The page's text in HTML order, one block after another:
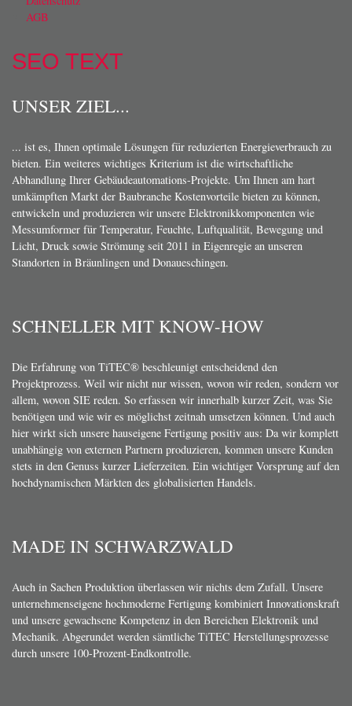
AGB
SEO TEXT
UNSER ZIEL...
... ist es, Ihnen optimale Lösungen für reduzierten Energieverbrauch zu
bieten. Ein weiteres wichtiges Kriterium ist die wirtschaftliche
Abhandlung Ihrer Gebäudeautomations-Projekte. Um Ihnen am hart
umkämpften Markt der Baubranche Kostenvorteile bieten zu können,
entwickeln und produzieren wir unsere Elektronikkomponenten wie
Messumformer für Temperatur, Feuchte, Luftqualität, Bewegung und
Licht, Druck sowie Strömung seit 2011 in Eigenregie an unseren
Standorten in Bräunlingen und Donaueschingen.
SCHNELLER MIT KNOW-HOW
Die Erfahrung von TiTEC® beschleunigt entscheidend den
Projektprozess. Weil wir nicht nur wissen, wovon wir reden, sondern vor
allem, wovon SIE reden. So erfassen wir innerhalb kurzer Zeit, was Sie
benötigen und wie wir es möglichst zeitnah umsetzen können. Und auch
hier wirkt sich unsere hauseigene Fertigung positiv aus: Da wir komplett
unabhängig von externen Partnern produzieren, kommen unsere Kunden
stets in den Genuss kurzer Lieferzeiten. Ein wichtiger Vorsprung auf den
hochdynamischen Märkten des globalisierten Handels.
MADE IN SCHWARZWALD
Auch in Sachen Produktion überlassen wir nichts dem Zufall. Unsere
unternehmenseigene hochmoderne Fertigung kombiniert Innovationskraft
und unsere gewachsene Kompetenz in den Bereichen Elektronik und
Mechanik. Abgerundet werden sämtliche TiTEC Herstellungsprozesse
durch unsere 100-Prozent-Endkontrolle.